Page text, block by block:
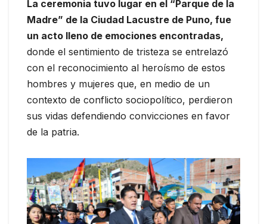
La ceremonia tuvo lugar en el “Parque de la
Madre” de la Ciudad Lacustre de Puno, fue
un acto lleno de emociones encontradas,
donde el sentimiento de tristeza se entrelazó
con el reconocimiento al heroísmo de estos
hombres y mujeres que, en medio de un
contexto de conflicto sociopolítico, perdieron
sus vidas defendiendo convicciones en favor
de la patria.